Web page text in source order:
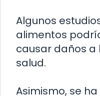
Algunos
alimentos
causar daños a
salud.
Asimismo, se